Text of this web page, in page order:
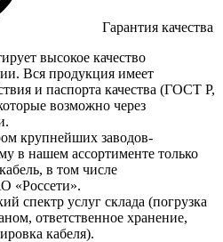
Гарантия качества
высокое качество
Вся продукция имеет
и паспорта качества (ГОСТ Р,
возможно через
крупнейших заводов-
в нашем ассортименте только
в том числе
«Россети».
спектр услуг склада (погрузка
ответственное хранение,
кабеля).